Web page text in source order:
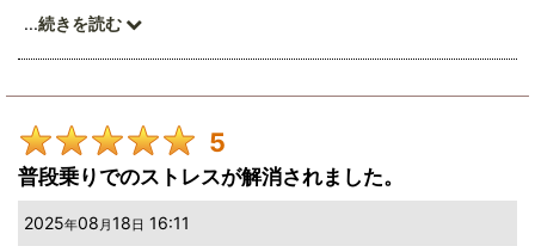
/JC74 [JIM145-]を購入しました。早く取付けて走ってみたいと
ころです。
...続きを読む
5
普段乗りでのストレスが解消されました。
2025年08 月 18 日 16:11